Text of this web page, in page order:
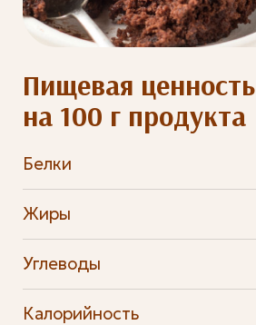
Пищевая ценность
на 100 г продукта
Белки
Жиры
Углеводы
Калорийность